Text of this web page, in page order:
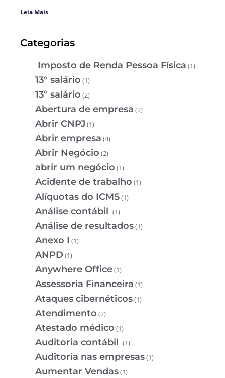
Leia Mais
Categorias
Imposto de Renda Pessoa Física (1)
13° salário (1)
13º salário (2)
Abertura de empresa (2)
Abrir CNPJ (1)
Abrir empresa (4)
Abrir Negócio (2)
abrir um negócio (1)
Acidente de trabalho (1)
Alíquotas do ICMS(1)
Análise contábil (1)
Análise de resultados(1)
Anexo I (1)
ANPD (1)
Anywhere Office(1)
Assessoria Financeira (1)
Ataques cibernéticos(1)
Atendimento (2)
Atestado médico (1)
Auditoria contábil (1)
Auditoria nas empresas(1)
Aumentar Vendas(1)